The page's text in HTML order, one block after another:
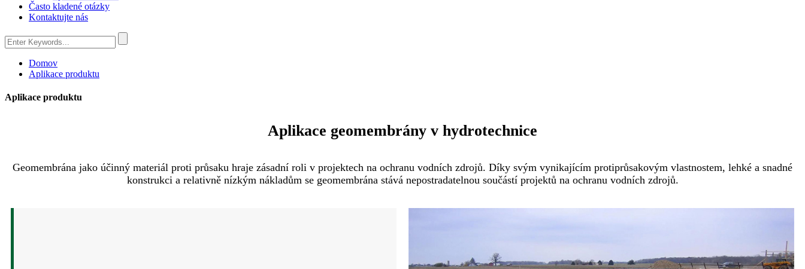
Často kladené otázky
Kontaktujte nás
Domov
Aplikace produktu
Aplikace produktu
Aplikace geomembrány v hydrotechnice
Geomembrána jako účinný materiál proti průsaku hraje zásadní roli v projektech na ochranu vodních zdrojů. Díky svým vynikajícím protiprůsakovým vlastnostem, lehké a snadné
konstrukci a relativně nízkým nákladům se geomembrána stává nepostradatelnou součástí projektů na ochranu vodních zdrojů.